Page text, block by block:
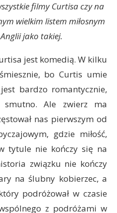
filmy Curtisa czy na
wielkim listem miłosnym
jako takiej.
jest komedią. W kilku
bo Curtis umie
bardzo romantycznie,
smutno. Ale zwierz ma
nas pierwszym od
gdzie miłość,
tytule nie kończy się na
związku nie kończy
na ślubny kobierzec, a
podróżował w czasie
z podróżami w